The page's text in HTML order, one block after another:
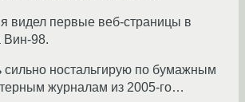
видел первые веб-страницы в
Вин-98.
сильно ностальгирую по бумажным
журналам из 2005-го…